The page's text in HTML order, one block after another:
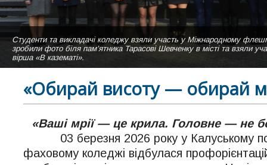
Студенти та викладачі коледжу взяли участь у Міжнародному
зробили фото біля пам’ятника Тарасові Шевченку в місті та взяли
вірша «В казематі».
Студентки нашого коледжу виконують пісню "Коледже мій" на сцені
«Обирай висоту — обирай
«Ваші мрії — це крила. Головне — не
03 березня 2026 року у Калуському
фаховому коледжі відбулася